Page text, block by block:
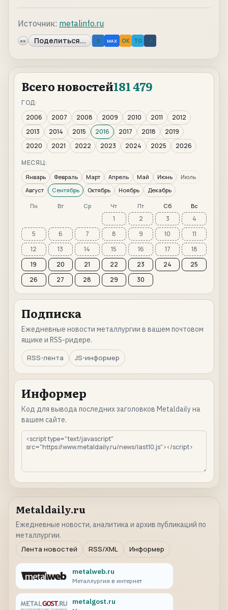
Источник: metalinfo.ru
«» Поделиться... B MAX OK TG ↗
Всего новостей181 479
ГОД:
2006
2007 2008 2009 2010 2011
2012
2013
2014 2015 2016 2017 2018
2019
2020
2021 2022 2023 2024 2025
2026
МЕСЯЦ:
Январь Февраль Март Апрель Май Июнь
Июль
Август
Сентябрь Октябрь Ноябрь Декабрь
Пн Вт Ср Чт Пт Сб Вс
1 2 3
4
5
6 7 8 9 10
11
12
13 14 15 16 17
18
19
20 21 22 23 24
25
26
27 28 29 30
Подписка
Ежедневные новости металлургии в вашем почтовом
ящике и RSS-ридере.
RSS-лента
JS-информер
Информер
Код для вывода последних заголовков Metaldaily на
вашем сайте.
Metaldaily.ru
Ежедневные новости, аналитика и архив публикаций по
металлургии.
Лента новостей
RSS/XML Информер
metalweb.ru
Металлургия в интернет
metalgost.ru